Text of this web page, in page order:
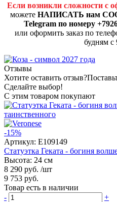
Если возникли сложности с
можете НАПИСАТЬ нам
Telegram по номеру
или оформить заказ по
будням с
Отзывы
Хотите оставить отзыв?
Сделайте выбор!
С этим товаром покупают
-15%
Артикул: E109149
Статуэтка Геката - богиня
Высота: 24 см
8 290 руб. /шт
9 753 руб.
Товар есть в наличии
-
+